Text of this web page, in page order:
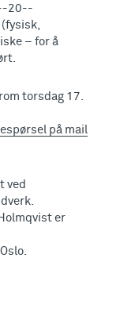
20--
– for å
torsdag 17.
på mail
ved
er